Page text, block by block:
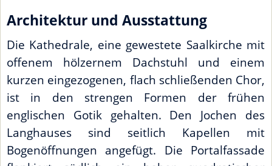
Architektur und Ausstattung
Die Kathedrale, eine gewestete Saalkirche mit
offenem hölzernem Dachstuhl und einem
kurzen eingezogenen, flach schließenden Chor,
ist in den strengen Formen der frühen
englischen Gotik gehalten. Den Jochen des
Langhauses sind seitlich Kapellen mit
Bogenöffnungen angefügt. Die Portalfassade